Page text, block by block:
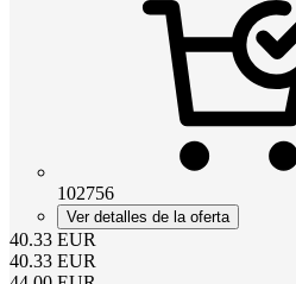
102756
Ver detalles de la oferta
40.33 EUR
40.33 EUR